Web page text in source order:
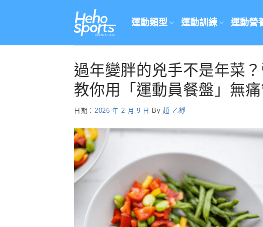
運動類型 運動訓練 運動營
過年變胖的兇手不是年菜
教你用「運動員餐盤」無
日期： 2026 年 2 月 9 日 By趙 乙錚